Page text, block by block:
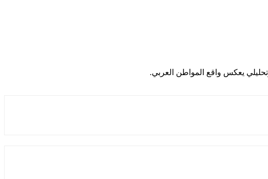
يعكس واقع المواطن العربي.